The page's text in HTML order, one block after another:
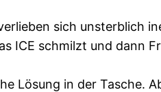
sich unsterblich
ICE schmilzt und dann
Lösung in der Tasche.